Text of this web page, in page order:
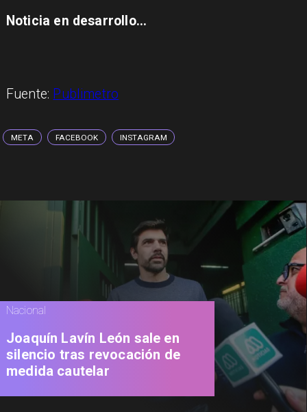
Noticia en desarrollo...
Fuente: Publimetro
META FACEBOOK INSTAGRAM
Nacional
Joaquín Lavín León sale en
silencio tras revocación de
medida cautelar